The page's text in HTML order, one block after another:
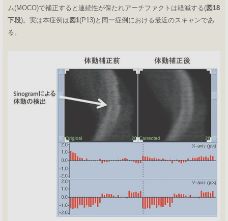
ム(MOCO)で補正すると連続性が保たれアーチファクトは軽減する(図18
下段)。実は本症例は図1(P13)と同一症例における最近のスキャンであ
る。